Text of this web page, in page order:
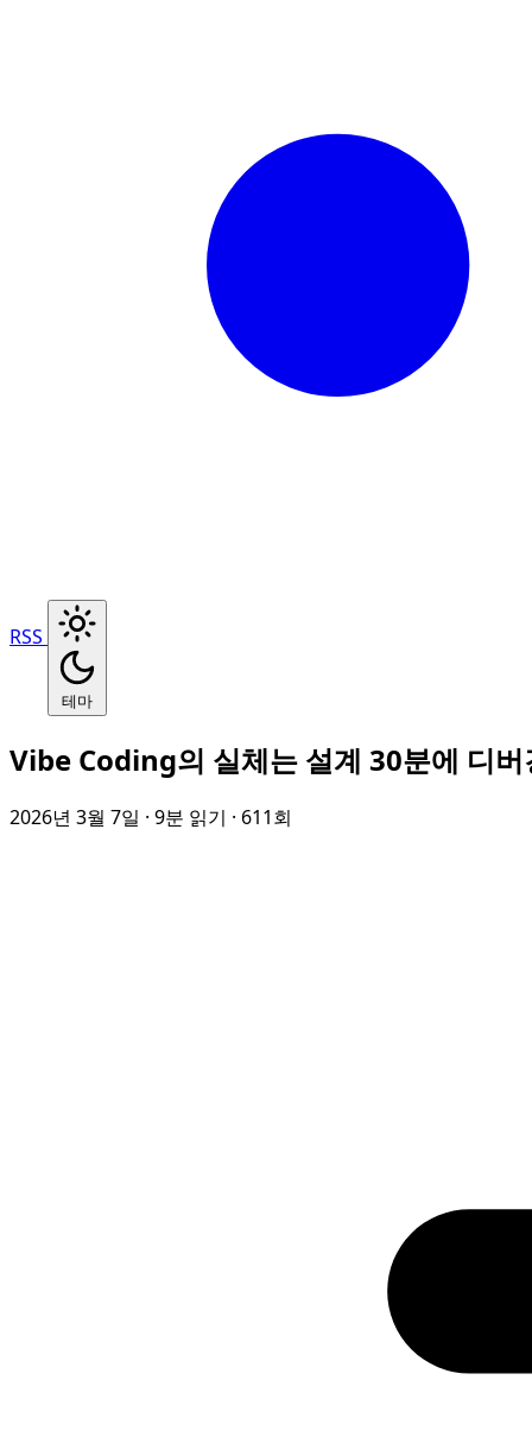
RSS
테마
Vibe Coding의 실체는 설계 30분에 디버
2026년 3월 7일 · 9분 읽기 · 611회